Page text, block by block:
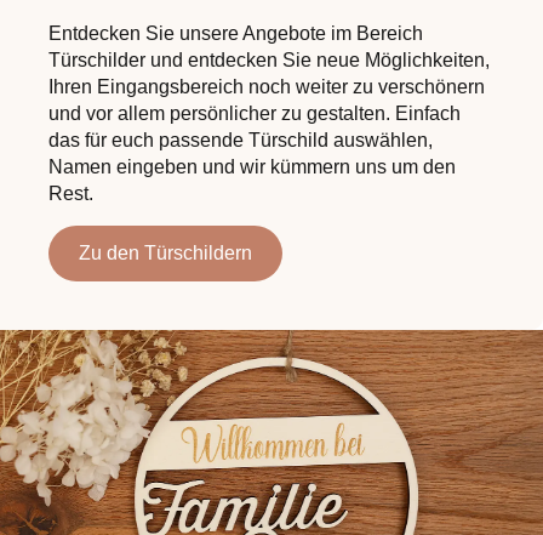
Entdecken Sie unsere Angebote im Bereich
Türschilder und entdecken Sie neue Möglichkeiten,
Ihren Eingangsbereich noch weiter zu verschönern
und vor allem persönlicher zu gestalten. Einfach
das für euch passende Türschild auswählen,
Namen eingeben und wir kümmern uns um den
Rest.
Zu den Türschildern